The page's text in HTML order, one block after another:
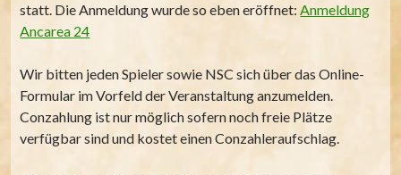
statt. Die Anmeldung wurde so eben eröffnet:Anmeldung
Ancarea 24
Wir bitten jeden Spieler sowie NSC sich über das Online-
Formular im Vorfeld der Veranstaltung anzumelden.
Conzahlung ist nur möglich sofern noch freie Plätze
verfügbar sind und kostet einen Conzahleraufschlag.